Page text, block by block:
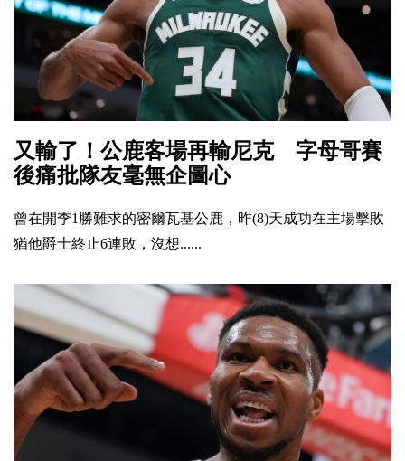
又輸了！公鹿客場再輸尼克 字母哥賽
後痛批隊友毫無企圖心
曾在開季1勝難求的密爾瓦基公鹿，昨(8)天成功在主場擊敗
猶他爵士終止6連敗，沒想......